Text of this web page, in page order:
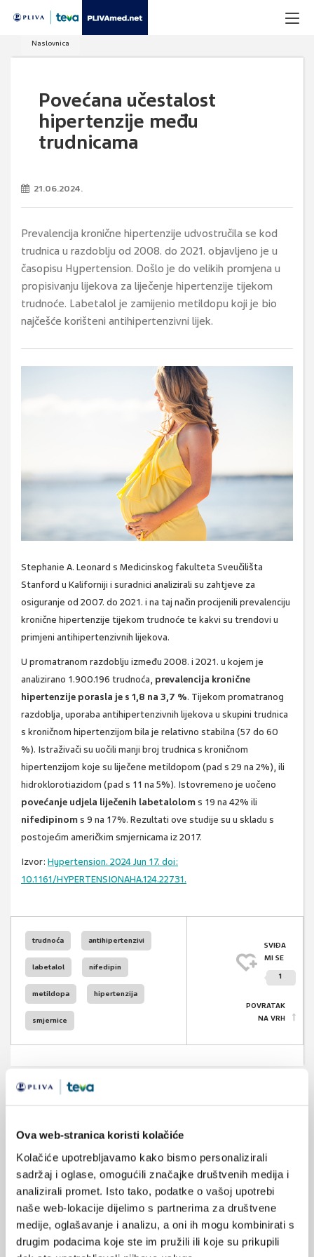
Ova web-stranica koristi kolačiće
Kolačiće upotrebljavamo kako bismo personalizirali
sadržaj i oglase, omogućili značajke društvenih medija i
analizirali promet. Isto tako, podatke o vašoj upotrebi
naše web-lokacije dijelimo s partnerima za društvene
medije, oglašavanje i analizu, a oni ih mogu kombinirati s
drugim podacima koje ste im pružili ili koje su prikupili
Naslovnica
Povećana učestalost
hipertenzije među
trudnicama
21.06.2024.
Prevalencija kronične hipertenzije udvostručila se kod
trudnica u razdoblju od 2008. do 2021. objavljeno je u
časopisu Hypertension. Došlo je do velikih promjena u
propisivanju lijekova za liječenje hipertenzije tijekom
trudnoće. Labetalol je zamijenio metildopu koji je bio
najčešće korišteni antihipertenzivni lijek.
Stephanie A. Leonard s Medicinskog fakulteta Sveučilišta
Stanford u Kaliforniji i suradnici analizirali su zahtjeve za
osiguranje od 2007. do 2021. i na taj način procijenili prevalenciju
kronične hipertenzije tijekom trudnoće te kakvi su trendovi u
primjeni antihipertenzivnih lijekova.
U promatranom razdoblju između 2008. i 2021. u kojem je
analizirano 1.900.196 trudnoća, prevalencija kronične
hipertenzije porasla je s 1,8 na 3,7 %. Tijekom promatranog
razdoblja, uporaba antihipertenzivnih lijekova u skupini trudnica
s kroničnom hipertenzijom bila je relativno stabilna (57 do 60
%). Istraživači su uočili manji broj trudnica s kroničnom
hipertenzijom koje su liječene metildopom (pad s 29 na 2%), ili
hidroklorotiazidom (pad s 11 na 5%). Istovremeno je uočeno
povećanje udjela liječenih labetaloloms 19 na 42% ili
nifedipinoms 9 na 17%. Rezultati ove studije su u skladu s
postojećim američkim smjernicama iz 2017.
Izvor: Hypertension. 2024 Jun 17. doi:
10.1161/HYPERTENSIONAHA.124.22731.
trudnoća antihipertenzivi
labetalol nifedipin
metildopa hipertenzija
smjernice
SVIĐA
MI SE
1
POVRATAK
NA VRH
Oralni mikrobiom u trudnoći pokazuje razinu stresa i
anksioznosti
04.08.2025.
Povezanost hipertenzije u trudnoći i kardiomiopatije